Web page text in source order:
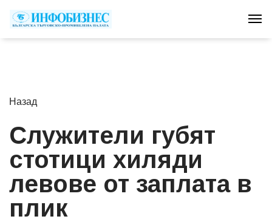
Назад
Служители губят
стотици хиляди
левове от заплата в
плик